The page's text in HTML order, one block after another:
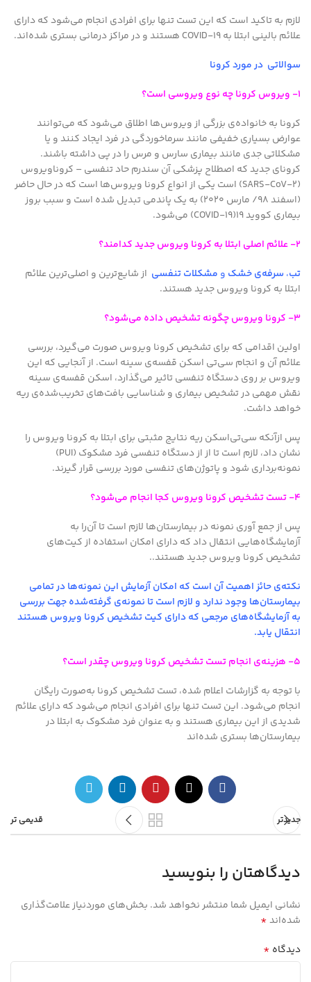
لازم به تاکید است که این تست تنها برای افرادی انجام می‌شود که دارای
علائم بالینی ابتلا به COVID-19 هستند و در مراکز درمانی بستری شده‌اند.
سوالاتی در مورد کرونا
۱- ویروس کرونا چه نوع ویروسی است؟
کرونا به خانواده‌ی بزرگی از ویروس‌ها اطلاق می‌شود که می‌توانند
عوارض بسیاری خفیفی مانند سرماخوردگی در فرد ایجاد کنند و یا
مشکلاتی جدی مانند بیماری سارس و مرس را در پی داشته باشند.
کرونای جدید که اصطلاح پزشکی آن سندرم حاد تنفسی – کروناویروس
(SARS-CoV-2) است یکی از انواع کرونا ویروس‌ها است که در حال حاضر
(اسفند ۹۸/ مارس ۲۰۲۰) به یک پاندمی تبدیل شده است و سبب بروز
بیماری کووید ۱۹(COVID-19) می‌شود.
۲- علائم اصلی ابتلا به کرونا ویروس جدید کدامند؟
تب، سرفه‌ی خشک و مشکلات تنفسی از شایع‌ترین و اصلی‌ترین علائم
ابتلا به کرونا ویروس جدید هستند.
۳- کرونا ویروس چگونه تشخیص داده می‌شود؟
اولین اقدامی که برای تشخیص کرونا ویروس صورت می‌گیرد، بررسی
علائم آن و انجام سی‌تی اسکن قفسه‌ی سینه است. از آنجایی که این
ویروس بر روی دستگاه تنفسی تاثیر می‌گذارد، اسکن قفسه‌ی سینه
نقش مهمی در تشخیص بیماری و شناسایی بافت‌های تخریب‌شده‌ی ریه
خواهد داشت.
پس ازآنکه سی‌تی‌اسکن ریه نتایج مثبتی برای ابتلا به کرونا ویروس را
نشان داد، لازم است تا از از دستگاه تنفسی فرد مشکوک (PUI)
نمونه‌برداری شود و پاتوژن‌های تنفسی مورد بررسی قرار گیرند.
۴- تست تشخیص کرونا ویروس کجا انجام می‌شود؟
پس از جمع آوری نمونه در بیمارستان‌ها لازم است تا آن‌را به
آزمایشگاه‌هایی انتقال داد که دارای امکان استفاده از کیت‌های
تشخیص کرونا ویروس جدید هستند..
نکته‌ی حائز اهمیت آن است که امکان آزمایش این نمونه‌ها در تمامی
بیمارستان‌ها وجود ندارد و لازم است تا نمونه‌ی گرفته‌شده جهت بررسی
به آزمایشگاه‌های مرجعی که دارای کیت تشخیص کرونا ویروس هستند
انتقال یابد.
۵- هزینه‌ی انجام تست تشخیص کرونا ویروس چقدر است؟
با توجه به گزارشات اعلام شده، تست تشخیص کرونا به‌صورت رایگان
انجام می‌شود. این تست تنها برای افرادی انجام می‌شود که دارای علائم
شدیدی از این بیماری هستند و به عنوان فرد مشکوک به ابتلا در
بیمارستان‌ها بستری شده‌اند
جدیدتر قدیمی تر
دیدگاهتان را بنویسید
نشانی ایمیل شما منتشر نخواهد شد. بخش‌های موردنیاز علامت‌گذاری
شده‌اند*
دیدگاه *